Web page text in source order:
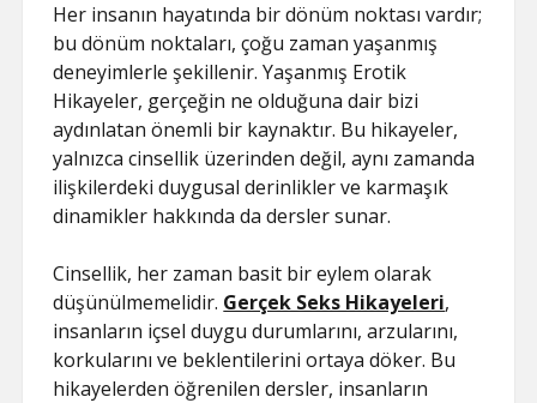
Her insanın hayatında bir dönüm noktası vardır;
bu dönüm noktaları, çoğu zaman yaşanmış
deneyimlerle şekillenir. Yaşanmış Erotik
Hikayeler, gerçeğin ne olduğuna dair bizi
aydınlatan önemli bir kaynaktır. Bu hikayeler,
yalnızca cinsellik üzerinden değil, aynı zamanda
ilişkilerdeki duygusal derinlikler ve karmaşık
dinamikler hakkında da dersler sunar.
Cinsellik, her zaman basit bir eylem olarak
düşünülmemelidir. Gerçek Seks Hikayeleri,
insanların içsel duygu durumlarını, arzularını,
korkularını ve beklentilerini ortaya döker. Bu
hikayelerden öğrenilen dersler, insanların